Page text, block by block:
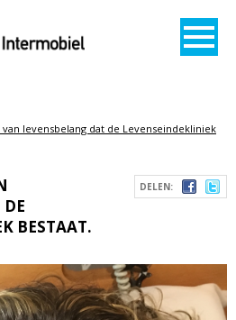
levensbelang dat de Levenseindekliniek
DELEN:
BESTAAT.